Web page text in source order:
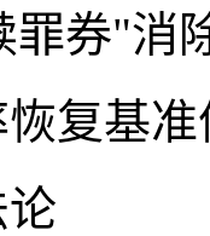
罪券"消
复基